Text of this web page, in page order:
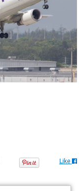
Like